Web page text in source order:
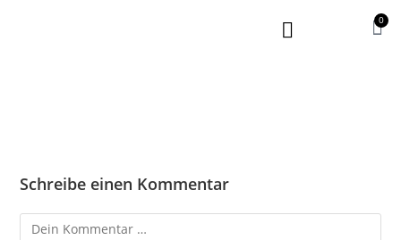
0
Schreibe einen Kommentar